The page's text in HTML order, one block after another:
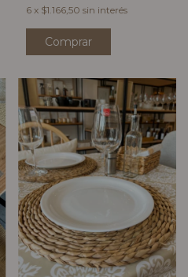
6 x $1.166,50 sin interés